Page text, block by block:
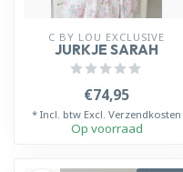
C BY LOU EXCLUSIVE
JURKJE SARAH
€74,95
* Incl. btw Excl. Verzendkosten
Op voorraad